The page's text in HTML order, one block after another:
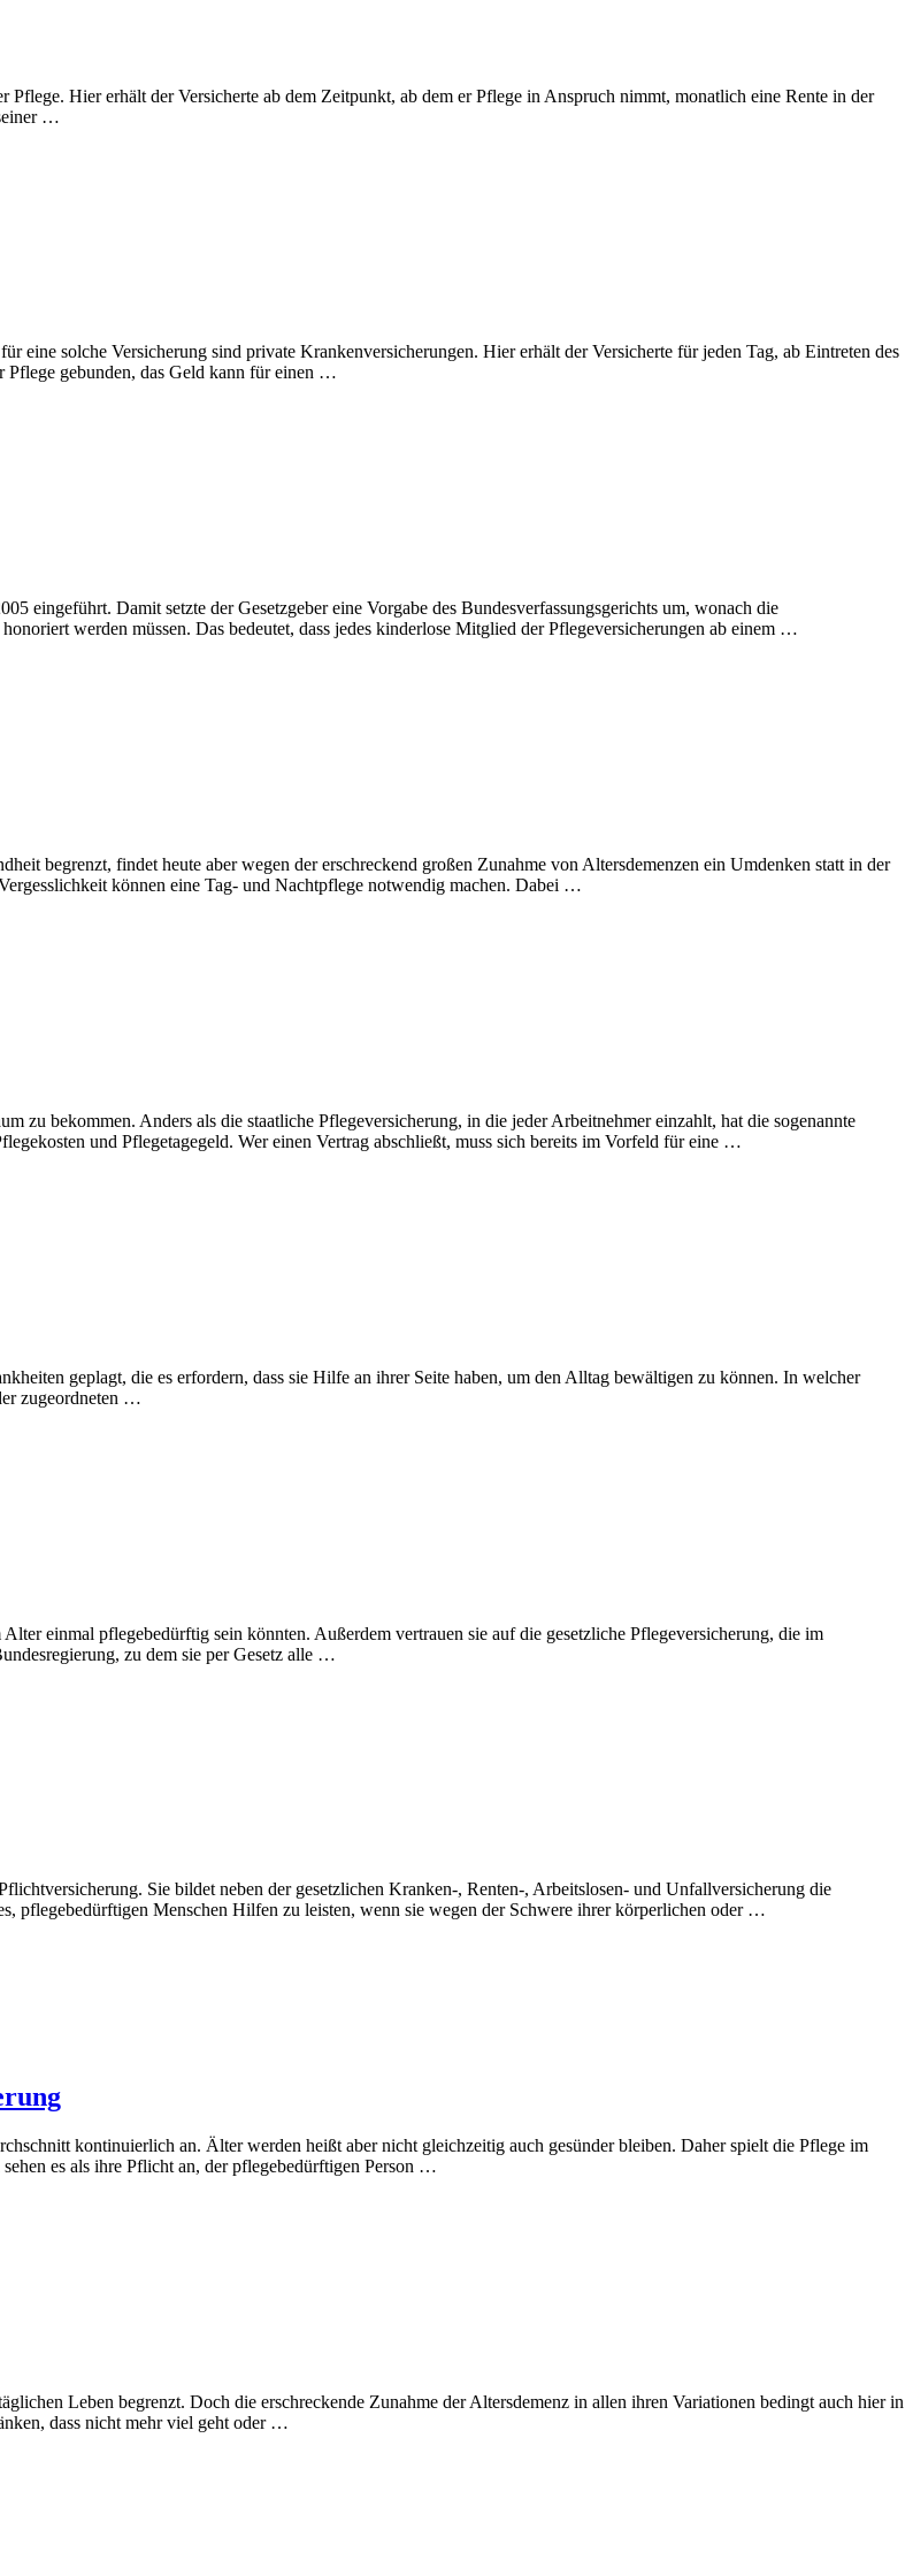
Hier erhält der Versicherte ab dem Zeitpunkt, ab dem er Pflege in Anspruch nimmt, monatlich eine Rente in der
…
eine solche Versicherung sind private Krankenversicherungen. Hier erhält der Versicherte für jeden Tag, ab Eintreten des
Pflege gebunden, das Geld kann für einen …
eingeführt. Damit setzte der Gesetzgeber eine Vorgabe des Bundesverfassungsgerichts um, wonach die
werden müssen. Das bedeutet, dass jedes kinderlose Mitglied der Pflegeversicherungen ab einem …
begrenzt, findet heute aber wegen der erschreckend großen Zunahme von Altersdemenzen ein Umdenken statt in der
können eine Tag- und Nachtpflege notwendig machen. Dabei …
zu bekommen. Anders als die staatliche Pflegeversicherung, in die jeder Arbeitnehmer einzahlt, hat die sogenannte
und Pflegetagegeld. Wer einen Vertrag abschließt, muss sich bereits im Vorfeld für eine …
geplagt, die es erfordern, dass sie Hilfe an ihrer Seite haben, um den Alltag bewältigen zu können. In welcher
zugeordneten …
einmal pflegebedürftig sein könnten. Außerdem vertrauen sie auf die gesetzliche Pflegeversicherung, die im
zu dem sie per Gesetz alle …
Sie bildet neben der gesetzlichen Kranken-, Renten-, Arbeitslosen- und Unfallversicherung die
pflegebedürftigen Menschen Hilfen zu leisten, wenn sie wegen der Schwere ihrer körperlichen oder …
kontinuierlich an. Älter werden heißt aber nicht gleichzeitig auch gesünder bleiben. Daher spielt die Pflege im
es als ihre Pflicht an, der pflegebedürftigen Person …
Leben begrenzt. Doch die erschreckende Zunahme der Altersdemenz in allen ihren Variationen bedingt auch hier in
dass nicht mehr viel geht oder …